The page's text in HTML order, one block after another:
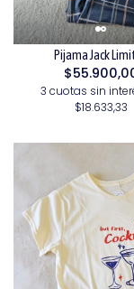
Pijama Jack
3 cuotas sin
$18.633,33